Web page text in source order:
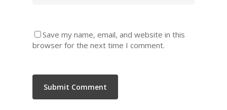
Save my name, email, and website in this
browser for the next time I comment.